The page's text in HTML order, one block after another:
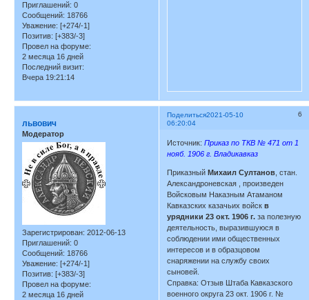
Приглашений: 0
Сообщений: 18766
Уважение: [+274/-1]
Позитив: [+383/-3]
Провел на форуме:
2 месяца 16 дней
Последний визит:
Вчера 19:21:14
Поделиться 6
2021-05-10
06:20:04
львович
Модератор
Зарегистрирован: 2012-06-13
Приглашений: 0
Сообщений: 18766
Уважение: [+274/-1]
Позитив: [+383/-3]
Провел на форуме:
2 месяца 16 дней
Источник:Приказ по ТКВ № 471 от 1
нояб. 1906 г. Владикавказ
Приказный Михаил Султанов, стан.
Александроневская , произведен
Войсковым Наказным Атаманом
Кавказских казачьих войскв
урядники 23 окт. 1906 г. за полезную
деятельность, выразившуюся в
соблюдении ими общественных
интересов и в образцовом
снаряжении на службу своих
сыновей.
Справка: Отзыв Штаба Кавказского
военного округа 23 окт. 1906 г. №